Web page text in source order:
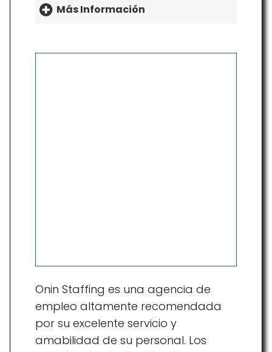
Más Información
Onin Staffing es una agencia de
empleo altamente recomendada
por su excelente servicio y
amabilidad de su personal. Los